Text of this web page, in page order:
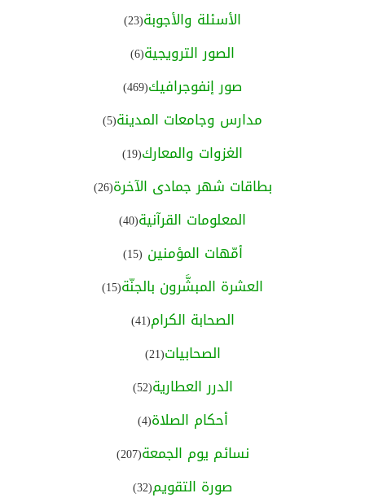
الأسئلة والأجوبة(23)
الصور الترويجية(6)
صور إنفوجرافيك(469)
مدارس وجامعات المدينة(5)
الغزوات والمعارك(19)
بطاقات شهر جمادى الآخرة(26)
المعلومات القرآنية(40)
أمّهات المؤمنين (15)
العشرة المبشَّرون بالجنّة(15)
الصحابة الكرام(41)
الصحابيات(21)
الدرر العطارية(52)
أحكام الصلاة(4)
نسائم يوم الجمعة(207)
صورة التقويم(32)